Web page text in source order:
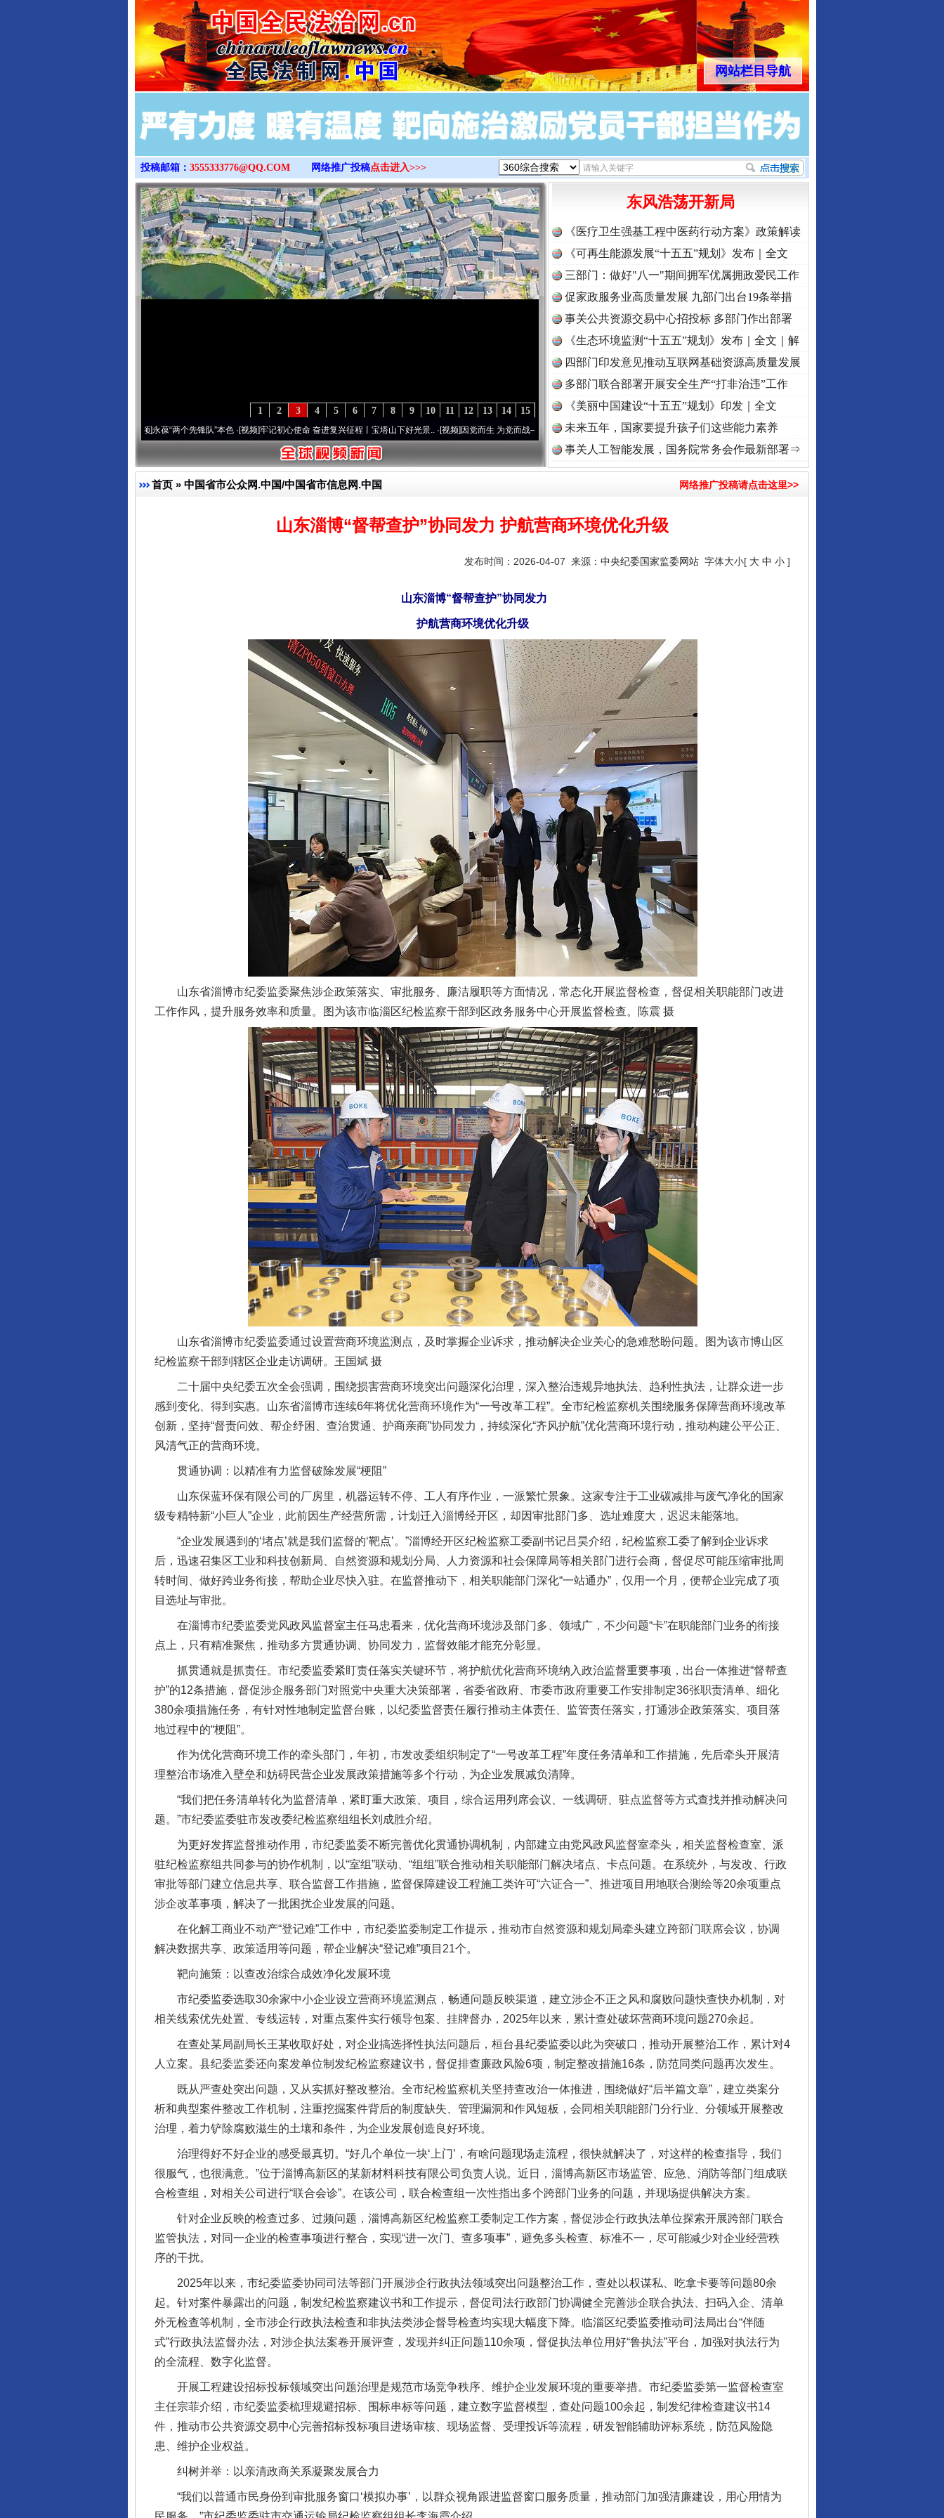
>
网站栏目导航
投稿邮箱： 3555333776@QQ.COM 网络推广投稿点击进入>>>
15
14
13
12
11
10
9
8
7
6
5
4
3
2
1
永葆“两个先锋队”本色·[视频]牢记初心使命 奋进复兴征程丨宝塔山下好光景..·[视频]因党而生 为党而战——百年“纪”事⑧加强纪律..·[视频] 牢记初心使命 奋进复兴征程丨“转折之城”激荡..
东风浩荡开新局
《医疗卫生强基工程中医药行动方案》政策解读
《可再生能源发展“十五五”规划》发布｜全文
三部门：做好"八一"期间拥军优属拥政爱民工作
促家政服务业高质量发展 九部门出台19条举措
事关公共资源交易中心招投标 多部门作出部署
《生态环境监测“十五五”规划》发布｜全文｜解
读
四部门印发意见推动互联网基础资源高质量发展
多部门联合部署开展安全生产“打非治违”工作
《美丽中国建设“十五五”规划》印发｜全文
未来五年，国家要提升孩子们这些能力素养
事关人工智能发展，国务院常务会作最新部署⇒
首页 » 中国省市公众网.中国/中国省市信息网.中国 网络推广投稿请点击这里>>
山东淄博“督帮查护”协同发力 护航营商环境优化升级
发布时间：2026-04-07 来源： 中央纪委国家监委网站 字体大小[ 大 中 小 ]
山东淄博“督帮查护”协同发力
护航营商环境优化升级
山东省淄博市纪委监委聚焦涉企政策落实、审批服务、廉洁履职等方面情况，常态化开展监督检查，督促相关职能部门改进
工作作风，提升服务效率和质量。图为该市临淄区纪检监察干部到区政务服务中心开展监督检查。陈震 摄
山东省淄博市纪委监委通过设置营商环境监测点，及时掌握企业诉求，推动解决企业关心的急难愁盼问题。图为该市博山区
纪检监察干部到辖区企业走访调研。王国斌 摄
二十届中央纪委五次全会强调，围绕损害营商环境突出问题深化治理，深入整治违规异地执法、趋利性执法，让群众进一步
感到变化、得到实惠。山东省淄博市连续6年将优化营商环境作为“一号改革工程”。全市纪检监察机关围绕服务保障营商环境改革
创新，坚持“督责问效、帮企纾困、查治贯通、护商亲商”协同发力，持续深化“齐风护航”优化营商环境行动，推动构建公平公正、
风清气正的营商环境。
贯通协调：以精准有力监督破除发展“梗阻”
山东保蓝环保有限公司的厂房里，机器运转不停、工人有序作业，一派繁忙景象。这家专注于工业碳减排与废气净化的国家
级专精特新“小巨人”企业，此前因生产经营所需，计划迁入淄博经开区，却因审批部门多、选址难度大，迟迟未能落地。
“企业发展遇到的‘堵点’就是我们监督的‘靶点’。”淄博经开区纪检监察工委副书记吕昊介绍，纪检监察工委了解到企业诉求
后，迅速召集区工业和科技创新局、自然资源和规划分局、人力资源和社会保障局等相关部门进行会商，督促尽可能压缩审批周
转时间、做好跨业务衔接，帮助企业尽快入驻。在监督推动下，相关职能部门深化“一站通办”，仅用一个月，便帮企业完成了项
目选址与审批。
在淄博市纪委监委党风政风监督室主任马忠看来，优化营商环境涉及部门多、领域广，不少问题“卡”在职能部门业务的衔接
点上，只有精准聚焦，推动多方贯通协调、协同发力，监督效能才能充分彰显。
抓贯通就是抓责任。市纪委监委紧盯责任落实关键环节，将护航优化营商环境纳入政治监督重要事项，出台一体推进“督帮查
护”的12条措施，督促涉企服务部门对照党中央重大决策部署，省委省政府、市委市政府重要工作安排制定36张职责清单、细化
380余项措施任务，有针对性地制定监督台账，以纪委监督责任履行推动主体责任、监管责任落实，打通涉企政策落实、项目落
地过程中的“梗阻”。
作为优化营商环境工作的牵头部门，年初，市发改委组织制定了“一号改革工程”年度任务清单和工作措施，先后牵头开展清
理整治市场准入壁垒和妨碍民营企业发展政策措施等多个行动，为企业发展减负清障。
“我们把任务清单转化为监督清单，紧盯重大政策、项目，综合运用列席会议、一线调研、驻点监督等方式查找并推动解决问
题。”市纪委监委驻市发改委纪检监察组组长刘成胜介绍。
为更好发挥监督推动作用，市纪委监委不断完善优化贯通协调机制，内部建立由党风政风监督室牵头，相关监督检查室、派
驻纪检监察组共同参与的协作机制，以“室组”联动、“组组”联合推动相关职能部门解决堵点、卡点问题。在系统外，与发改、行政
审批等部门建立信息共享、联合监督工作措施，监督保障建设工程施工类许可“六证合一”、推进项目用地联合测绘等20余项重点
涉企改革事项，解决了一批困扰企业发展的问题。
在化解工商业不动产“登记难”工作中，市纪委监委制定工作提示，推动市自然资源和规划局牵头建立跨部门联席会议，协调
解决数据共享、政策适用等问题，帮企业解决“登记难”项目21个。
靶向施策：以查改治综合成效净化发展环境
市纪委监委选取30余家中小企业设立营商环境监测点，畅通问题反映渠道，建立涉企不正之风和腐败问题快查快办机制，对
相关线索优先处置、专线运转，对重点案件实行领导包案、挂牌督办，2025年以来，累计查处破坏营商环境问题270余起。
在查处某局副局长王某收取好处，对企业搞选择性执法问题后，桓台县纪委监委以此为突破口，推动开展整治工作，累计对4
人立案。县纪委监委还向案发单位制发纪检监察建议书，督促排查廉政风险6项，制定整改措施16条，防范同类问题再次发生。
既从严查处突出问题，又从实抓好整改整治。全市纪检监察机关坚持查改治一体推进，围绕做好“后半篇文章”，建立类案分
析和典型案件整改工作机制，注重挖掘案件背后的制度缺失、管理漏洞和作风短板，会同相关职能部门分行业、分领域开展整改
治理，着力铲除腐败滋生的土壤和条件，为企业发展创造良好环境。
治理得好不好企业的感受最真切。“好几个单位一块‘上门’，有啥问题现场走流程，很快就解决了，对这样的检查指导，我们
很服气，也很满意。”位于淄博高新区的某新材料科技有限公司负责人说。近日，淄博高新区市场监管、应急、消防等部门组成联
合检查组，对相关公司进行“联合会诊”。在该公司，联合检查组一次性指出多个跨部门业务的问题，并现场提供解决方案。
针对企业反映的检查过多、过频问题，淄博高新区纪检监察工委制定工作方案，督促涉企行政执法单位探索开展跨部门联合
监管执法，对同一企业的检查事项进行整合，实现“进一次门、查多项事”，避免多头检查、标准不一，尽可能减少对企业经营秩
序的干扰。
2025年以来，市纪委监委协同司法等部门开展涉企行政执法领域突出问题整治工作，查处以权谋私、吃拿卡要等问题80余
起。针对案件暴露出的问题，制发纪检监察建议书和工作提示，督促司法行政部门协调健全完善涉企联合执法、扫码入企、清单
外无检查等机制，全市涉企行政执法检查和非执法类涉企督导检查均实现大幅度下降。临淄区纪委监委推动司法局出台“伴随
式”行政执法监督办法，对涉企执法案卷开展评查，发现并纠正问题110余项，督促执法单位用好“鲁执法”平台，加强对执法行为
的全流程、数字化监督。
开展工程建设招标投标领域突出问题治理是规范市场竞争秩序、维护企业发展环境的重要举措。市纪委监委第一监督检查室
主任宗菲介绍，市纪委监委梳理规避招标、围标串标等问题，建立数字监督模型，查处问题100余起，制发纪律检查建议书14
件，推动市公共资源交易中心完善招标投标项目进场审核、现场监督、受理投诉等流程，研发智能辅助评标系统，防范风险隐
患、维护企业权益。
纠树并举：以亲清政商关系凝聚发展合力
“我们以普通市民身份到审批服务窗口‘模拟办事’，以群众视角跟进监督窗口服务质量，推动部门加强清廉建设，用心用情为